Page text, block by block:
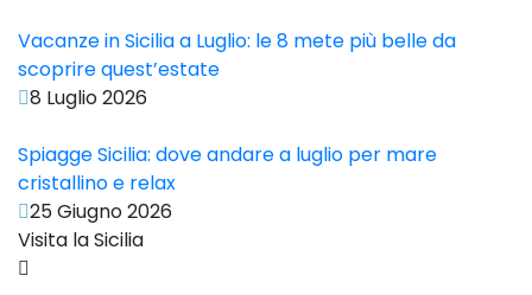
Vacanze in Sicilia a Luglio: le 8 mete più belle da
scoprire quest’estate
8 Luglio 2026
Spiagge Sicilia: dove andare a luglio per mare
cristallino e relax
25 Giugno 2026
Visita la Sicilia